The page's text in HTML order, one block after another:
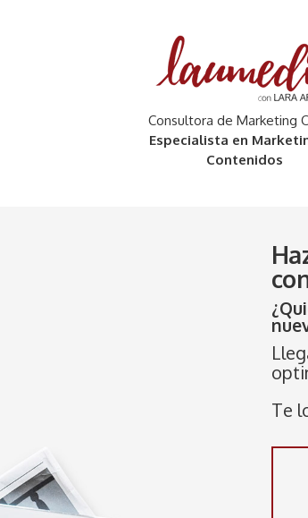
Consultora de Marketing
Especialista en
Contenidos
Te